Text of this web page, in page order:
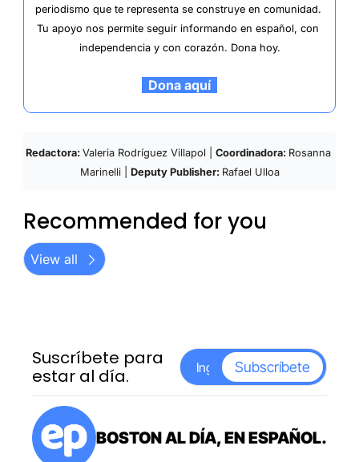
periodismo que te representa se construye en comunidad.
Tu apoyo nos permite seguir informando en español, con
independencia y con corazón. Dona hoy.
  Dona aquí
Redactora: Valeria Rodríguez Villapol | Coordinadora: Rosanna
Marinelli | Deputy Publisher: Rafael Ulloa
Recommended for you
View all
Suscríbete para
estar al día.
Subscríbete
BOSTON AL DÍA, EN ESPAÑOL.